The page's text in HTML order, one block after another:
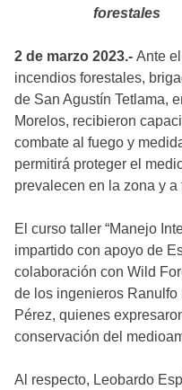
forestales
2 de marzo 2023.- Ante
incendios forestales,
de San Agustín Tetlama,
Morelos, recibieron
combate al fuego y
permitirá proteger el
prevalecen en la zona y
El curso taller “Manejo
impartido con apoyo de
colaboración con Wild
de los ingenieros
Pérez, quienes
conservación del
Al respecto, Leobardo